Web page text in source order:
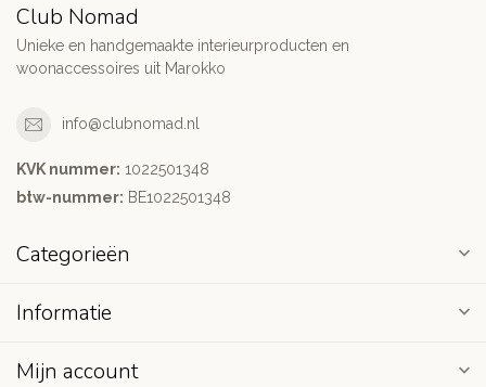
Club Nomad
Unieke en handgemaakte interieurproducten en
woonaccessoires uit Marokko
info@clubnomad.nl
KVK nummer: 1022501348
btw-nummer: BE1022501348
Categorieën
Informatie
Mijn account